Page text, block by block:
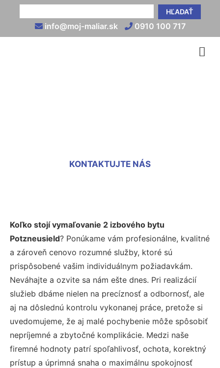
HĽADAŤ
info@moj-maliar.sk 0910 100 717
KONTAKTUJTE NÁS
Koľko stojí vymaľovanie 2 izbového bytu
Potzneusield? Ponúkame vám profesionálne, kvalitné
a zároveň cenovo rozumné služby, ktoré sú
prispôsobené vašim individuálnym požiadavkám.
Neváhajte a ozvite sa nám ešte dnes. Pri realizácií
služieb dbáme nielen na precíznosť a odbornosť, ale
aj na dôslednú kontrolu vykonanej práce, pretože si
uvedomujeme, že aj malé pochybenie môže spôsobiť
nepríjemné a zbytočné komplikácie. Medzi naše
firemné hodnoty patrí spoľahlivosť, ochota, korektný
prístup a úprimná snaha o maximálnu spokojnosť